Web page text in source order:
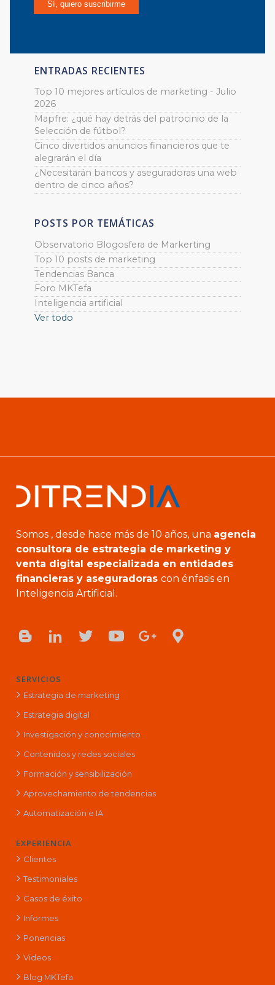
ENTRADAS RECIENTES
Top 10 mejores artículos de marketing - Julio
2026
Mapfre: ¿qué hay detrás del patrocinio de la
Selección de fútbol?
Cinco divertidos anuncios financieros que te
alegrarán el día
¿Necesitarán bancos y aseguradoras una web
dentro de cinco años?
POSTS POR TEMÁTICAS
Observatorio Blogosfera de Markerting
Top 10 posts de marketing
Tendencias Banca
Foro MKTefa
Inteligencia artificial
Ver todo
Somos , desde hace más de 10 años, una agencia
consultora de estrategia de marketing y
venta digital especializada en entidades
financieras y aseguradoras con énfasis en
Inteligencia Artificial.
SERVICIOS
Estrategia de marketing
Estrategia digital
Investigación y conocimiento
Contenidos y redes sociales
Formación y sensibilización
Aprovechamiento de tendencias
Automatización e IA
EXPERIENCIA
Clientes
Testimoniales
Casos de éxito
Informes
Ponencias
Videos
Blog MKTefa